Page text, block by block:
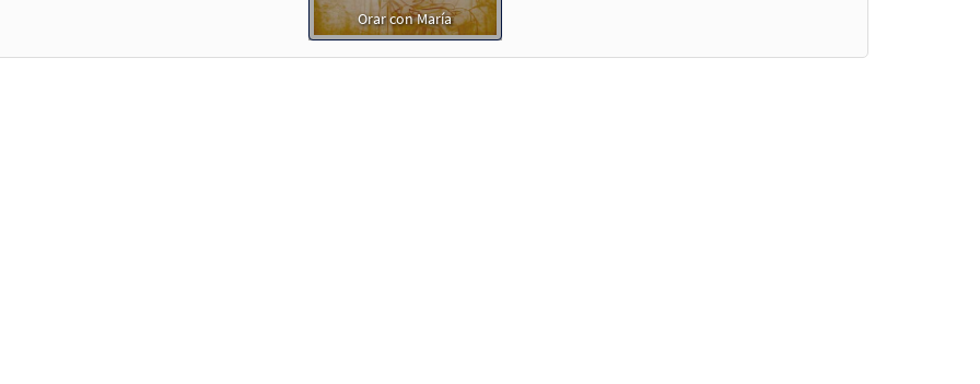
Orar con María